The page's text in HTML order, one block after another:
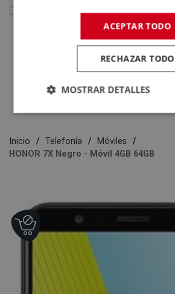
Reacondicionados y Outlet
Reacondicionados y
Outlet
Electrodomésticos
Inicio Telefonía
Móviles
HONOR 7X Negro - Móvil 4GB 64GB
ACEPTAR TODO
RECHAZAR TODO
MOSTRAR DETALLES